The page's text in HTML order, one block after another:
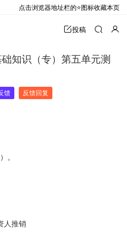
投稿
知识（专）第五单元测
馈 反馈回复
。
人推销
点击浏览器地址栏的⭐图标收藏本页